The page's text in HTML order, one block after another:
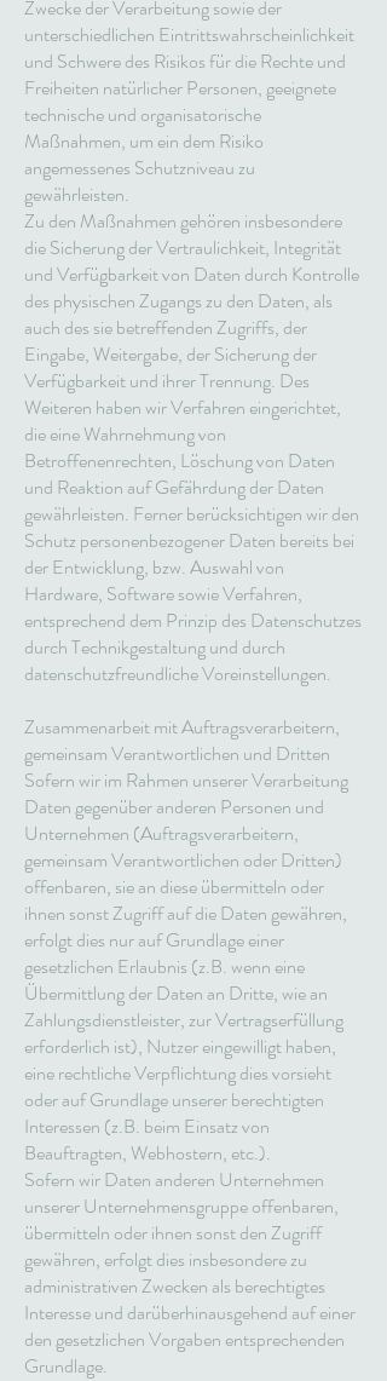
Zwecke der Verarbeitung sowie der
unterschiedlichen Eintrittswahrscheinlichkeit
und Schwere des Risikos für die Rechte und
Freiheiten natürlicher Personen, geeignete
technische und organisatorische
Maßnahmen, um ein dem Risiko
angemessenes Schutzniveau zu
gewährleisten.
Zu den Maßnahmen gehören insbesondere
die Sicherung der Vertraulichkeit, Integrität
und Verfügbarkeit von Daten durch Kontrolle
des physischen Zugangs zu den Daten, als
auch des sie betreffenden Zugriffs, der
Eingabe, Weitergabe, der Sicherung der
Verfügbarkeit und ihrer Trennung. Des
Weiteren haben wir Verfahren eingerichtet,
die eine Wahrnehmung von
Betroffenenrechten, Löschung von Daten
und Reaktion auf Gefährdung der Daten
gewährleisten. Ferner berücksichtigen wir den
Schutz personenbezogener Daten bereits bei
der Entwicklung, bzw. Auswahl von
Hardware, Software sowie Verfahren,
entsprechend dem Prinzip des Datenschutzes
durch Technikgestaltung und durch
datenschutzfreundliche Voreinstellungen.
Zusammenarbeit mit Auftragsverarbeitern,
gemeinsam Verantwortlichen und Dritten
Sofern wir im Rahmen unserer Verarbeitung
Daten gegenüber anderen Personen und
Unternehmen (Auftragsverarbeitern,
gemeinsam Verantwortlichen oder Dritten)
offenbaren, sie an diese übermitteln oder
ihnen sonst Zugriff auf die Daten gewähren,
erfolgt dies nur auf Grundlage einer
gesetzlichen Erlaubnis (z.B. wenn eine
Übermittlung der Daten an Dritte, wie an
Zahlungsdienstleister, zur Vertragserfüllung
erforderlich ist), Nutzer eingewilligt haben,
eine rechtliche Verpflichtung dies vorsieht
oder auf Grundlage unserer berechtigten
Interessen (z.B. beim Einsatz von
Beauftragten, Webhostern, etc.).
Sofern wir Daten anderen Unternehmen
unserer Unternehmensgruppe offenbaren,
übermitteln oder ihnen sonst den Zugriff
gewähren, erfolgt dies insbesondere zu
administrativen Zwecken als berechtigtes
Interesse und darüberhinausgehend auf einer
den gesetzlichen Vorgaben entsprechenden
Grundlage.